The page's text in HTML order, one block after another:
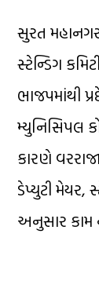
સુરત
સ્ટેન્ડિગ
ભાજપમાંથી
મ્યુનિસિપલ
કારણે
ડેપ્યુટી મેયર,
અનુસાર કામ